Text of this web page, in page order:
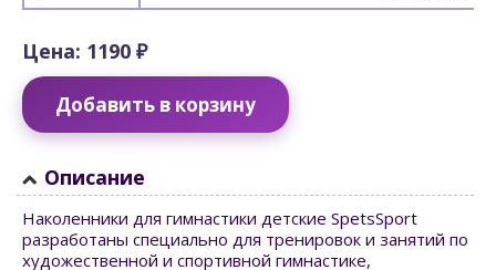
Цена: 1190 ₽
Добавить в корзину
Описание
Наколенники для гимнастики детские SpetsSport
разработаны специально для тренировок и занятий по
художественной и спортивной гимнастике,